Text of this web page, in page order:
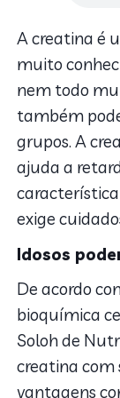
A creatina é
muito
nem todo
também
grupos. A
ajuda a
exige
Idosos
De acordo
bioquímica
Soloh de
creatina com
vantagens